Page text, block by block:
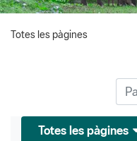
Totes les pàgines
Totes les pàgines